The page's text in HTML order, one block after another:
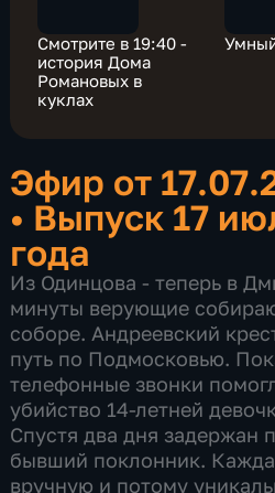
Смотрите в 19:40 -
история Дома
Романовых в
куклах
Эфир от
• Выпуск 17
года
Из Одинцова - теперь в
минуты верующие
соборе. Андреевский
путь по Подмосковью.
телефонные звонки
убийство 14-летней
Спустя два дня задержан
бывший поклонник.
вручную и потому